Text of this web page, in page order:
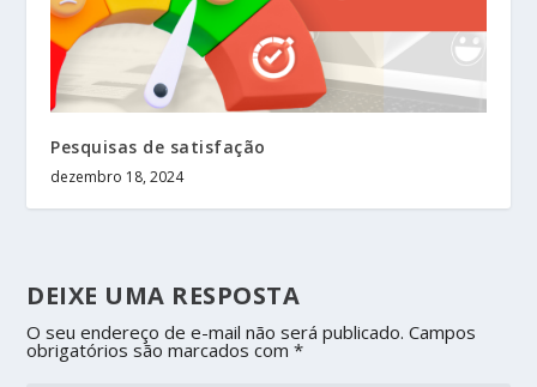
Pesquisas de satisfação
dezembro 18, 2024
DEIXE UMA RESPOSTA
O seu endereço de e-mail não será publicado. Campos
obrigatórios são marcados com*